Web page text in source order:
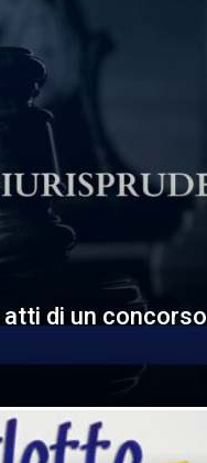
di un concorso